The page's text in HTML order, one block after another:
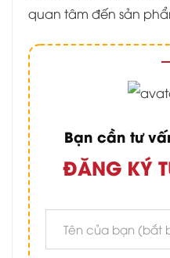
quan tâm đến sản
Bạn cần tư
ĐĂNG KÝ